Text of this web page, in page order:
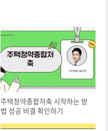
주택청약종합저축 시작하는 방
법 성공 비결 확인하기